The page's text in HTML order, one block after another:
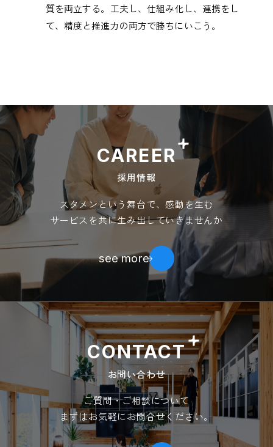
質を両立する。工夫し、仕組み化し、連携をし
て、精度と推進力の両方で勝ちにいこう。
CAREER
採用情報
スタメンという舞台で、感動を生む
サービスを共に生み出していきませんか
see more
CONTACT
お問い合わせ
ご質問・ご相談について
まずはお気軽にお問合せください。